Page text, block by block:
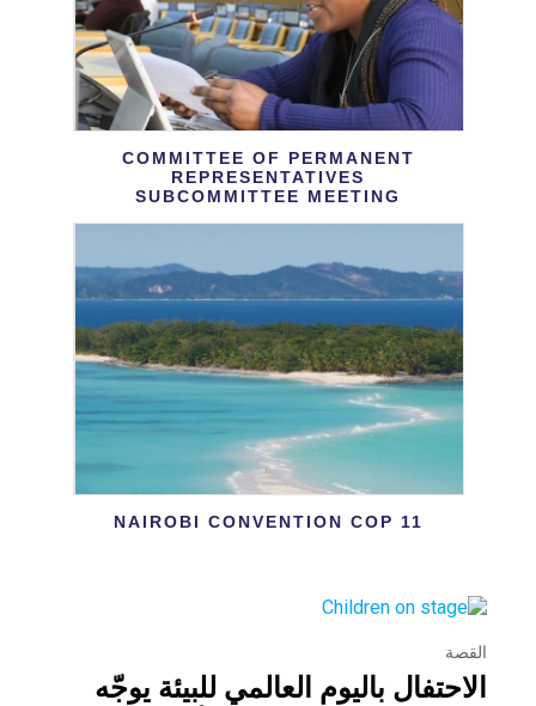
COMMITTEE OF PERMANENT
REPRESENTATIVES
SUBCOMMITTEE MEETING
NAIROBI CONVENTION COP 11
القصة
الاحتفال باليوم العالمي للبيئة يوجّه